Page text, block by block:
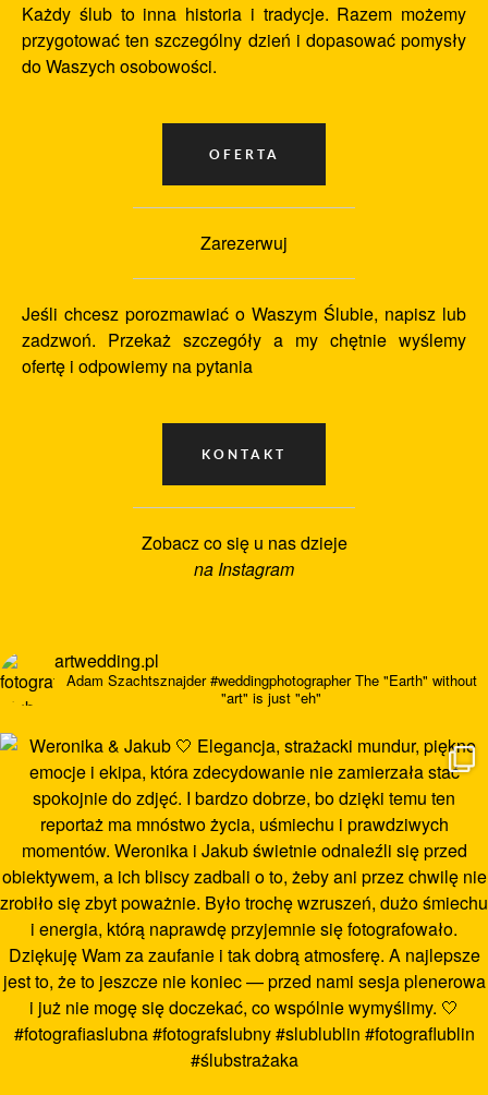
Każdy ślub to inna historia i tradycje. Razem możemy
przygotować ten szczególny dzień i dopasować pomysły
do Waszych osobowości.
Zarezerwuj
Jeśli chcesz porozmawiać o Waszym Ślubie, napisz lub
zadzwoń. Przekaż szczegóły a my chętnie wyślemy
ofertę i odpowiemy na pytania
Zobacz co się u nas dzieje
na Instagram
artwedding.pl
Adam Szachtsznajder#weddingphotographerThe "Earth" without
"art" is just "eh"